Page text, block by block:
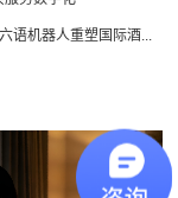
语机器人重塑国际酒...